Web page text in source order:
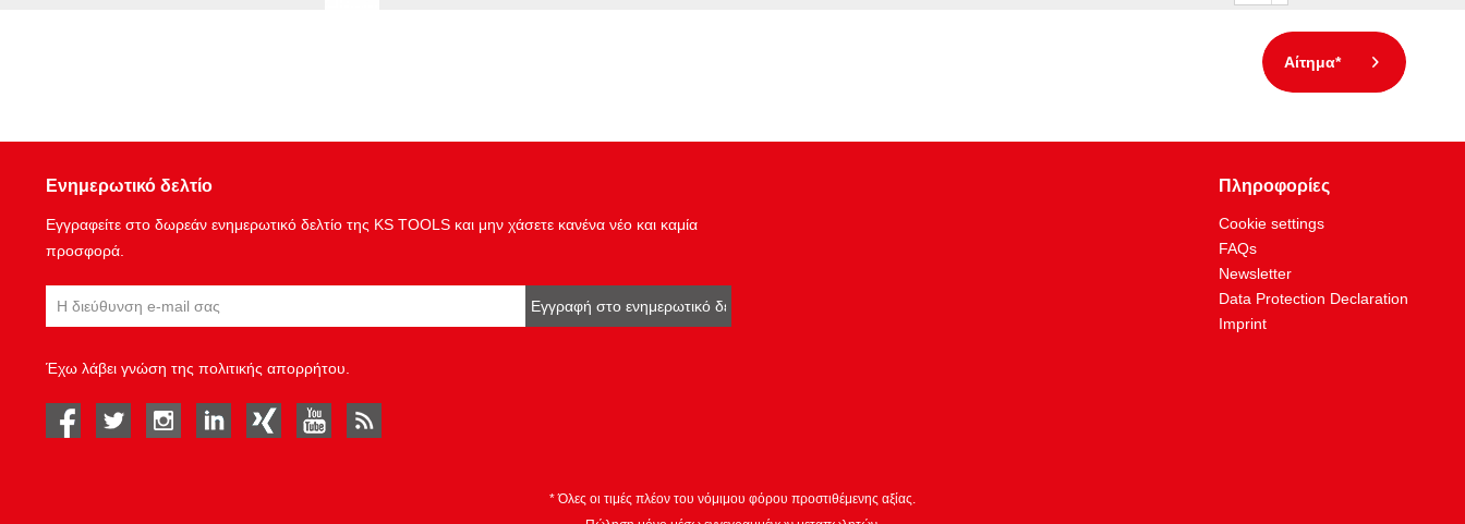
Αίτημα*
Ενημερωτικό δελτίο
Εγγραφείτε στο δωρεάν ενημερωτικό δελτίο της KS TOOLS και μην χάσετε κανένα νέο και καμία
προσφορά.
Εγγραφή στο ενημερωτικό δελτίο
Έχω λάβει γνώση της πολιτικής απορρήτου
facebook twitter instagramlinked in Xing youtube
Πληροφορίες
Cookie settings
FAQs
Newsletter
Data Protection Declaration
Imprint
* Όλες οι τιμές πλέον του νόμιμου φόρου προστιθέμενης αξίας.